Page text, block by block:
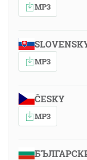
MP3
MP3
ČESKY
MP3